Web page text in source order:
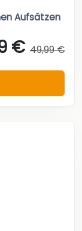
Aufsätzen
€ 49,99 €